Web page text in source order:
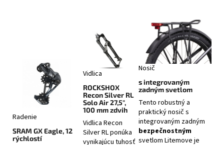
Radenie
SRAM GX Eagle, 12
rýchlostí
Vidlica
ROCKSHOX
Recon Silver RL
Solo Air 27,5",
100 mm zdvih
Vidlica Recon
Silver RL ponúka
vynikajúcu tuhosť
Nosič
s integrovaným
zadným svetlom
Tento robustný a
praktický nosič s
integrovaným zadným
bezpečnostným
svetlom Litemove je